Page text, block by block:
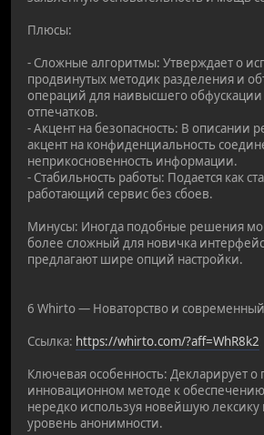
Плюсы:
- Сложные алгоритмы: Утверждает о
продвинутых методик разделения и
операций для наивысшего
отпечатков.
- Акцент на безопасность: В описании
акцент на конфиденциальность
неприкосновенность информации.
- Стабильность работы: Подается как
работающий сервис без сбоев.
Минусы: Иногда подобные решения
более сложный для новичка
предлагают шире опций настройки.
6 Whirto — Новаторство и современный
Ссылка: https://whirto.com/?aff=WhR8k2
Ключевая особенность: Декларирует
инновационном методе к
нередко используя новейшую лексику
уровень анонимности.